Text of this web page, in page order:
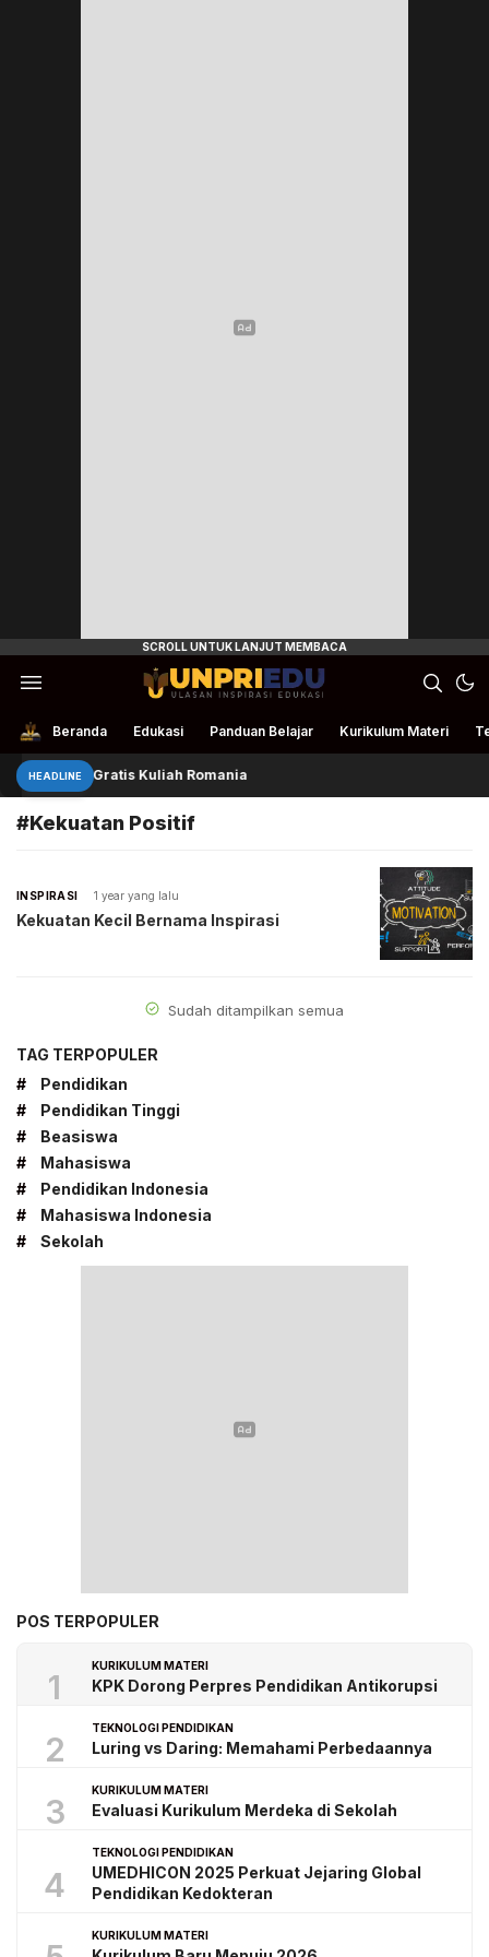
UnpriEdu
Ulasan Inspirasi Edukasi
Beranda Edukasi Panduan Belajar Kurikulum Materi
HEADLINE
4 Beasiswa Gratis Kuliah Romania
#Kekuatan Positif
INSPIRASI 1 year yang lalu
Kekuatan Kecil Bernama Inspirasi
Sudah ditampilkan semua
TAG TERPOPULER
#
Pendidikan
#
Pendidikan Tinggi
#
Beasiswa
#
Mahasiswa
#
Pendidikan Indonesia
#
Mahasiswa Indonesia
#
Sekolah
POS TERPOPULER
1
KURIKULUM MATERI
KPK Dorong Perpres Pendidikan Antikorupsi
2
TEKNOLOGI PENDIDIKAN
Luring vs Daring: Memahami Perbedaannya
3
KURIKULUM MATERI
Evaluasi Kurikulum Merdeka di Sekolah
4
TEKNOLOGI PENDIDIKAN
UMEDHICON 2025 Perkuat Jejaring Global
Pendidikan Kedokteran
KURIKULUM MATERI